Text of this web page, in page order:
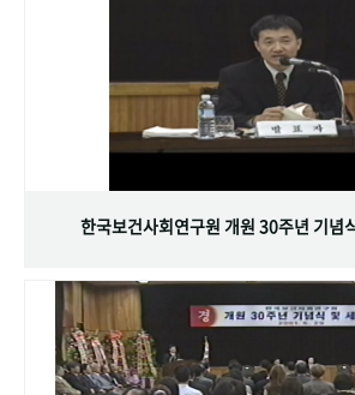
한국보건사회연구원 개원 30주년 기